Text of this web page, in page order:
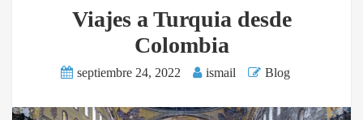
Viajes a Turquia desde
Colombia
septiembre 24, 2022 ismail Blog